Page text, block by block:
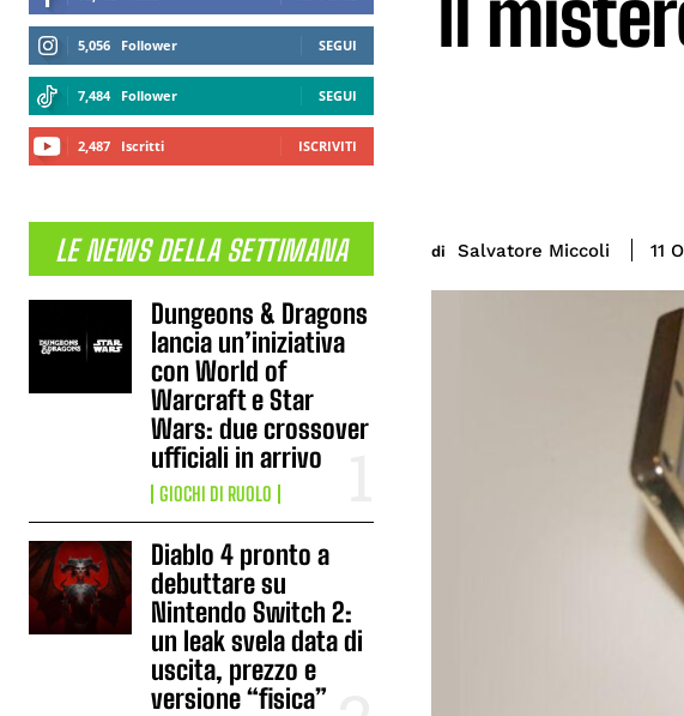
5,056 Follower SEGUI
7,484 Follower SEGUI
2,487 Iscritti ISCRIVITI
LE NEWS DELLA SETTIMANA
Dungeons & Dragons
lancia un’iniziativa
con World of
Warcraft e Star
Wars: due crossover
ufficiali in arrivo
GIOCHI DI RUOLO
Diablo 4 pronto a
debuttare su
Nintendo Switch 2:
un leak svela data di
uscita, prezzo e
versione “fisica”
di Salvatore Miccoli 11